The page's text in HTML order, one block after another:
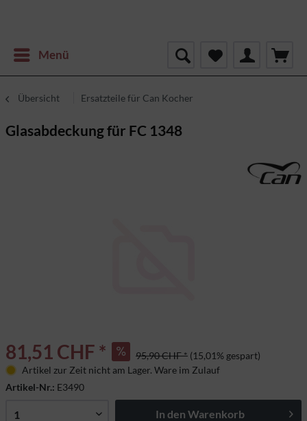
Menü
Übersicht Ersatzteile für Can Kocher
Glasabdeckung für FC 1348
81,51 CHF * 95,90 CHF * (15,01% gespart)
Artikel zur Zeit nicht am Lager. Ware im Zulauf
Artikel-Nr.: E3490
In den Warenkorb